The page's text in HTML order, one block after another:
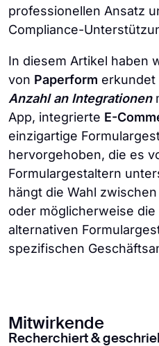
professionellen Ansatz
Compliance-
In diesem Artikel haben
von Paperform erkundet
Anzahl an Integrationen
App, integrierte E-
einzigartige
hervorgehoben, die es
Formulargestaltern
hängt die Wahl
oder möglicherweise
alternativen
spezifischen
Mitwirkende
Recherchiert &